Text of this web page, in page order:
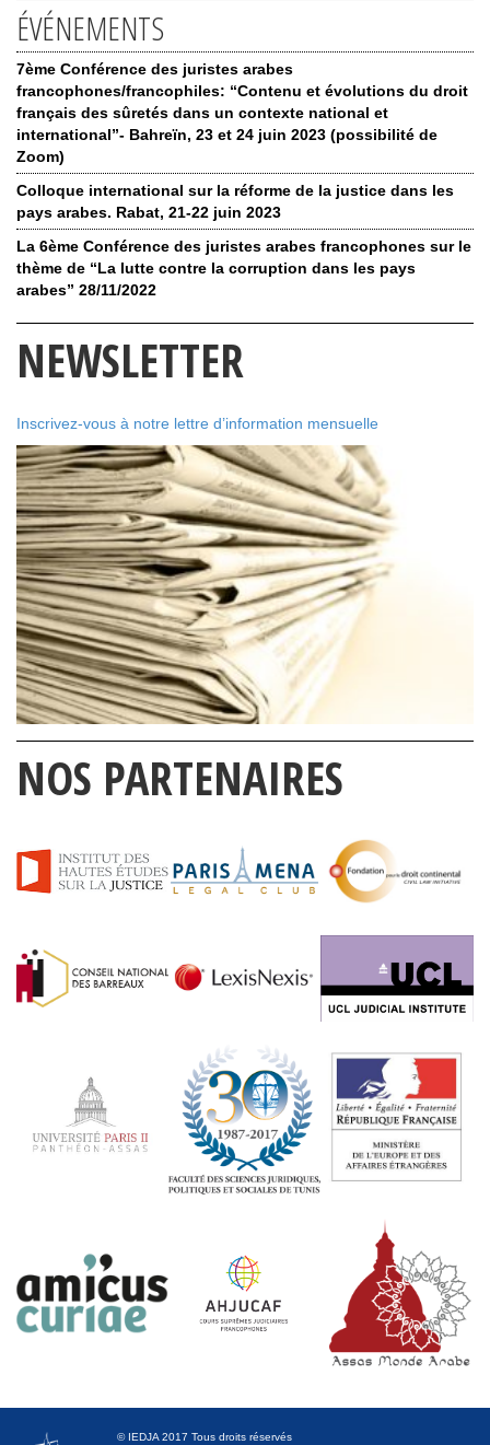
ÉVÉNEMENTS
7ème Conférence des juristes arabes
francophones/francophiles: “Contenu et évolutions du droit
français des sûretés dans un contexte national et
international”- Bahreïn, 23 et 24 juin 2023 (possibilité de
Zoom)
Colloque international sur la réforme de la justice dans les
pays arabes. Rabat, 21-22 juin 2023
La 6ème Conférence des juristes arabes francophones sur le
thème de “La lutte contre la corruption dans les pays
arabes” 28/11/2022
NEWSLETTER
Inscrivez-vous à notre lettre d’information mensuelle
NOS PARTENAIRES
© IEDJA 2017 Tous droits réservés